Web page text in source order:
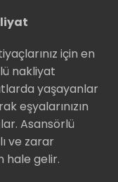
için en
nakliyat
yaşayanlar
eşyalarınızın
Asansörlü
ve zarar
hale gelir.